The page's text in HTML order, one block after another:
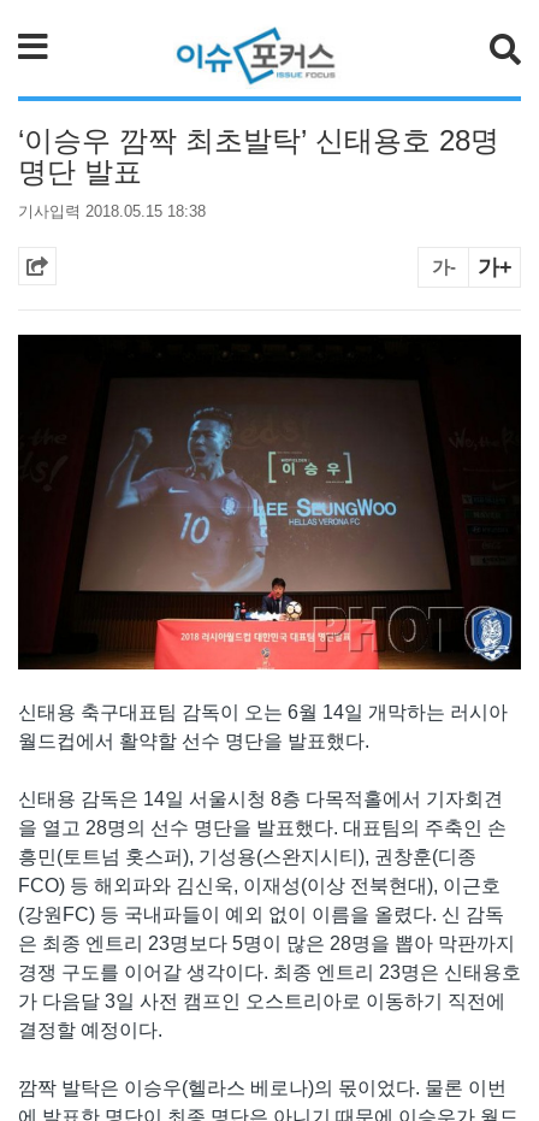
‘이승우 깜짝 최초발탁’ 신태용호 28명
명단 발표
기사입력 2018.05.15 18:38
가- 가+
신태용 축구대표팀 감독이 오는 6월 14일 개막하는 러시아
월드컵에서 활약할 선수 명단을 발표했다.
신태용 감독은 14일 서울시청 8층 다목적홀에서 기자회견
을 열고 28명의 선수 명단을 발표했다. 대표팀의 주축인 손
흥민(토트넘 홋스퍼), 기성용(스완지시티), 권창훈(디종
FCO) 등 해외파와 김신욱, 이재성(이상 전북현대), 이근호
(강원FC) 등 국내파들이 예외 없이 이름을 올렸다. 신 감독
은 최종 엔트리 23명보다 5명이 많은 28명을 뽑아 막판까지
경쟁 구도를 이어갈 생각이다. 최종 엔트리 23명은 신태용호
가 다음달 3일 사전 캠프인 오스트리아로 이동하기 직전에
결정할 예정이다.
깜짝 발탁은 이승우(헬라스 베로나)의 몫이었다. 물론 이번